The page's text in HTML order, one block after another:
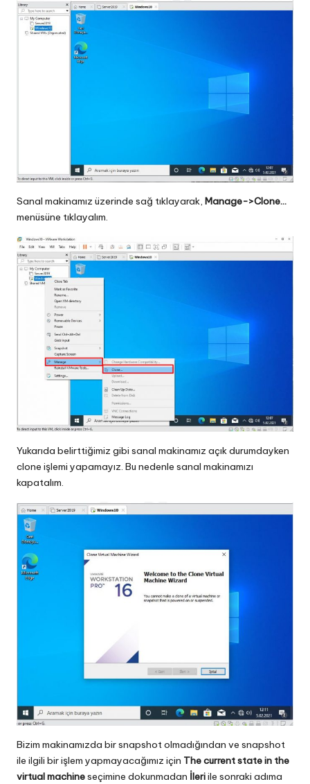
Sanal makinamız üzerinde sağ tıklayarak, Manage->Clone…
menüsüne tıklayalım.
Yukarıda belirttiğimiz gibi sanal makinamız açık durumdayken
clone işlemi yapamayız. Bu nedenle sanal makinamızı
kapatalım.
Bizim makinamızda bir snapshot olmadığından ve snapshot
ile ilgili bir işlem yapmayacağımız için The current state in the
virtual machineseçimine dokunmadan İleriile sonraki adıma